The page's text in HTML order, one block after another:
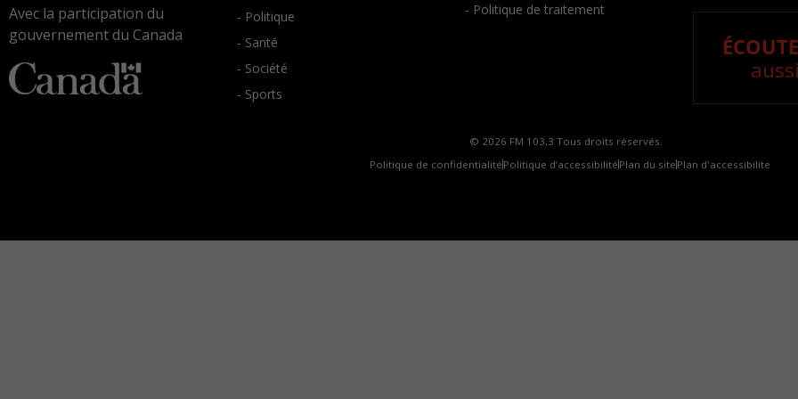
Avec la participation du
gouvernement du Canada
- Politique
- Santé
- Société
- Sports
- Politique de traitement
© 2026 FM 103,3 Tous droits réservés.
Politique de confidentialité Politique d’accessibilité Plan du site Plan d'accessibilite